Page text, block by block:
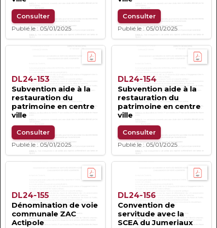
Consulter
Publié le : 05/01/2025
Consulter
Publié le : 05/01/2025
DL24-153
Subvention aide à la
restauration du
patrimoine en centre
ville
Consulter
Publié le : 05/01/2025
DL24-154
Subvention aide à la
restauration du
patrimoine en centre
ville
Consulter
Publié le : 05/01/2025
DL24-155
Dénomination de voie
communale ZAC
Actipole
DL24-156
Convention de
servitude avec la
SCEA du Jumeriaux